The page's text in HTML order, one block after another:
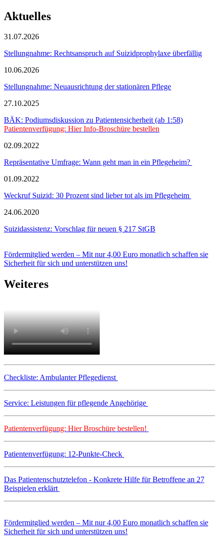
Aktuelles
31.07.2026
Stellungnahme: Rechtsanspruch auf Suizidprophylaxe überfällig
10.06.2026
Stellungnahme: Neuausrichtung der stationären Pflege
27.10.2025
BÄK: Podiumsdiskussion zu Patientensicherheit (ab 1:58)
Patientenverfügung: Hier Info-Broschüre bestellen
02.09.2022
Repräsentative Umfrage: Wann geht man in ein Pflegeheim?
01.09.2022
Weckruf Suizid: 30 Prozent sind lieber tot als im Pflegeheim
24.06.2020
Suizidassistenz: Vorschlag für neuen § 217 StGB
Fördermitglied werden – Mit nur 4,00 Euro monatlich schaffen sie
Sicherheit für sich und unterstützen uns!
Weiteres
Checkliste: Ambulanter Pflegedienst
Service: Leistungen für pflegende Angehörige
Patientenverfügung: Hier Broschüre bestellen!
Patientenverfügung: 12-Punkte-Check
Das Patientenschutztelefon - Konkrete Hilfe für Betroffene an 27
Beispielen erklärt
Fördermitglied werden – Mit nur 4,00 Euro monatlich schaffen sie
Sicherheit für sich und unterstützen uns!